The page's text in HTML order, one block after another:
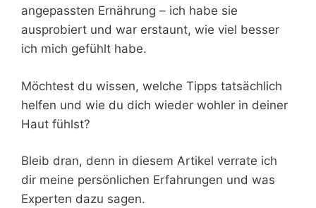
angepassten Ernährung – ich habe sie
ausprobiert und war erstaunt, wie viel besser
ich mich gefühlt habe.
Möchtest du wissen, welche Tipps tatsächlich
helfen und wie du dich wieder wohler in deiner
Haut fühlst?
Bleib dran, denn in diesem Artikel verrate ich
dir meine persönlichen Erfahrungen und was
Experten dazu sagen.